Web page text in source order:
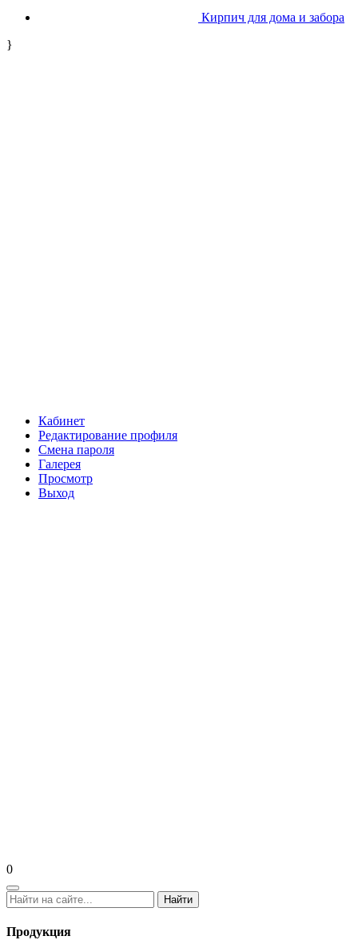
Кирпич для дома и забора
}
Кабинет
Редактирование профиля
Смена пароля
Галерея
Просмотр
Выход
0
Найти
Продукция